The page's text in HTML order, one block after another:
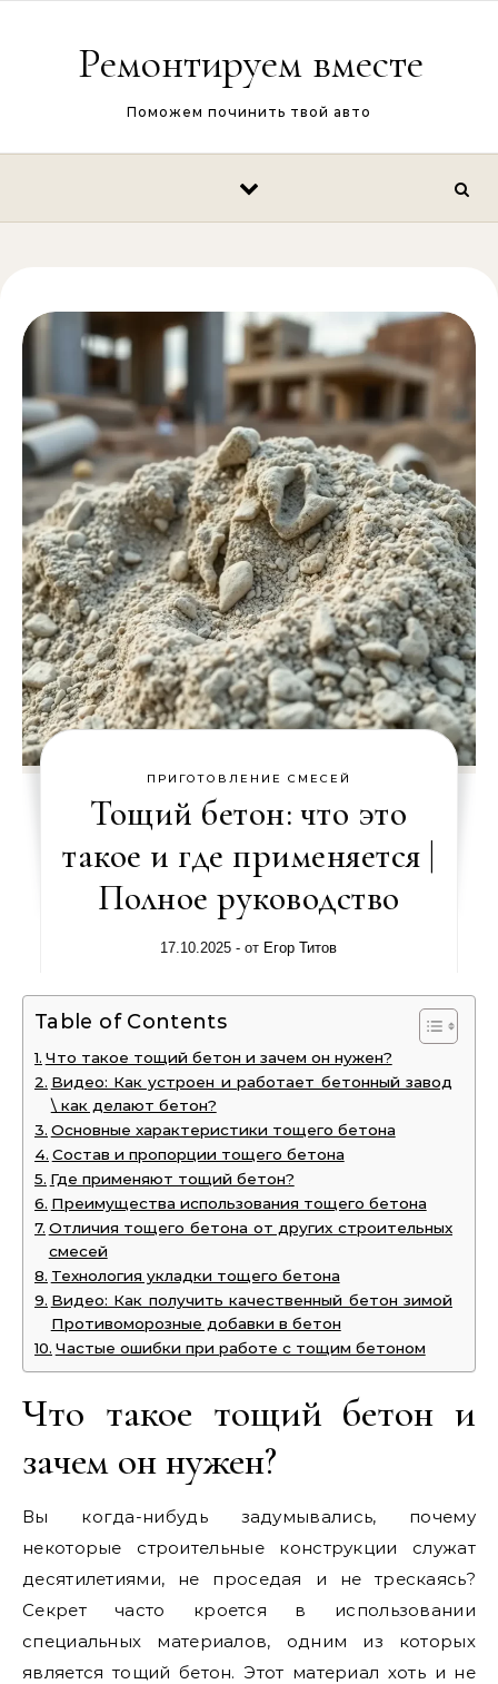
Ремонтируем вместе
Поможем починить твой авто
ПРИГОТОВЛЕНИЕ СМЕСЕЙ
Тощий бетон: что это
такое и где применяется |
Полное руководство
17.10.2025 - от Егор Титов
Table of Contents
Что такое тощий бетон и зачем он нужен?
Видео: Как устроен и работает бетонный завод
\ как делают бетон?
Основные характеристики тощего бетона
Состав и пропорции тощего бетона
Где применяют тощий бетон?
Преимущества использования тощего бетона
Отличия тощего бетона от других строительных
смесей
Технология укладки тощего бетона
Видео: Как получить качественный бетон зимой
Противоморозные добавки в бетон
Частые ошибки при работе с тощим бетоном
Что такое тощий бетон и
зачем он нужен?
Вы когда-нибудь задумывались, почему
некоторые строительные конструкции служат
десятилетиями, не проседая и не трескаясь?
Секрет часто кроется в использовании
специальных материалов, одним из которых
является тощий бетон. Этот материал хоть и не